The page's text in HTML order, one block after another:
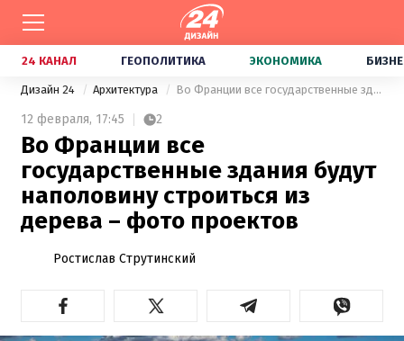
24 КАНАЛ ГЕОПОЛИТИКА ЭКОНОМИКА
Дизайн 24 Архитектура Во Франции все государственные здания будут наполовину строиться из дерева – фото проектов
12 февраля, 17:45 2
Во Франции все
государственные здания будут
наполовину строиться из
дерева – фото проектов
Ростислав Струтинский